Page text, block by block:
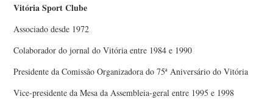
Vitória Sport Clube
Associado desde 1972
Colaborador do jornal do Vitória entre 1984 e 1990
Presidente da Comissão Organizadora do 75ª Aniversário do Vitória
Vice-presidente da Mesa da Assembleia-geral entre 1995 e 1998